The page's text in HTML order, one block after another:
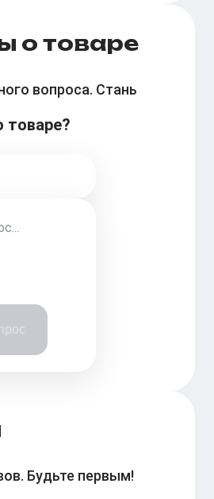
о товаре
вопроса. Стань
товаре?
Будьте первым!